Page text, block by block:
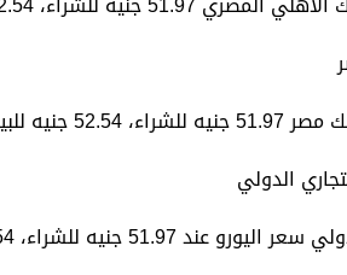
جنيه للبيع.
الدولي
جنيه للشراء، 52.54 جنيه للبيع.